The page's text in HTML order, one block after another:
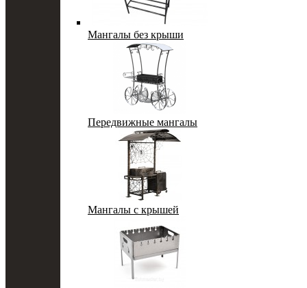
Мангалы без крыши
Передвижные мангалы
Мангалы с крышей